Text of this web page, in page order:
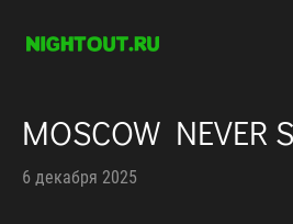
MOSCOW NEVER
6 декабря 2025